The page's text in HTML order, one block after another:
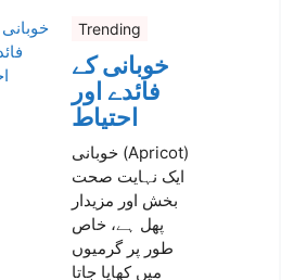
Trending
خوبانی کے
فائدے اور
احتیاط
خوبانی (Apricot)
ایک نہایت صحت
بخش اور مزیدار
پھل ہے، خاص
طور پر گرمیوں
میں کھایا جاتا